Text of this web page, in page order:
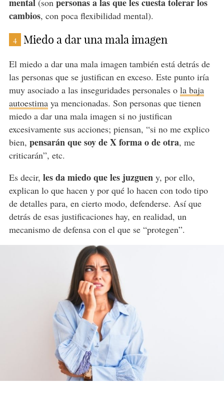
mental(son personas a las que les cuesta tolerar los
cambios, con poca flexibilidad mental).
4 Miedo a dar una mala imagen
El miedo a dar una mala imagen también está detrás de
las personas que se justifican en exceso. Este punto iría
muy asociado a las inseguridades personales o la baja
autoestimaya mencionadas. Son personas que tienen
miedo a dar una mala imagen si no justifican
excesivamente sus acciones; piensan, “si no me explico
bien, pensarán que soy de X forma o de otra, me
criticarán”, etc.
Es decir, les da miedo que les juzgueny, por ello,
explican lo que hacen y por qué lo hacen con todo tipo
de detalles para, en cierto modo, defenderse. Así que
detrás de esas justificaciones hay, en realidad, un
mecanismo de defensa con el que se “protegen”.